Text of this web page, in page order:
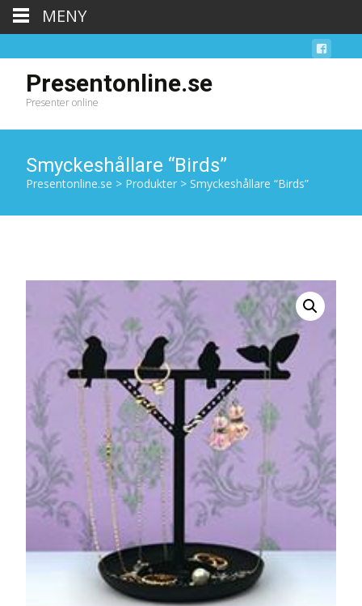
Presentonline.se
Presenter online
Smyckeshållare “Birds”
Presentonline.se > Produkter > Smyckeshållare “Birds”
MENY